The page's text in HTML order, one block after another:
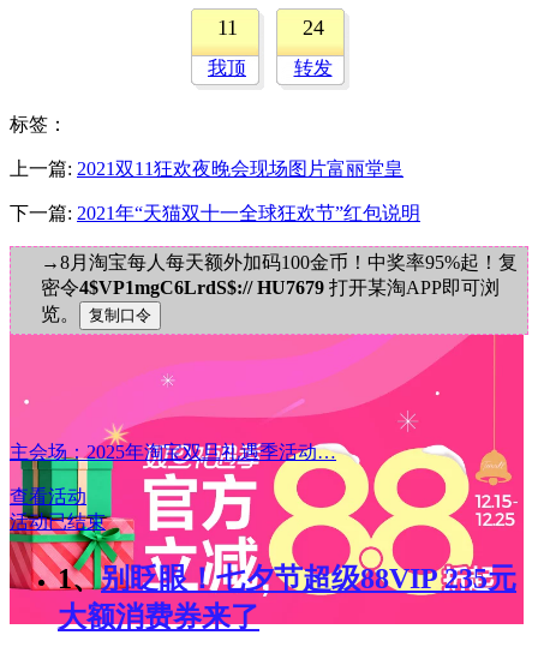
11
我顶
24
转发
标签 ：
上一篇: 2021双11狂欢夜晚会现场图片富丽堂皇
下一篇: 2021年“天猫双十一全球狂欢节”红包说明
→8月淘宝每人每天额外加码100金币！中奖率95%起！复
密令4$VP1mgC6LrdS$:// HU7679 打开某淘APP即可浏
览。
主会场：2025年淘宝双旦礼遇季活动…
查看活动
活动已结束
1、 别眨眼！七夕节超级88VIP 235元
大额消费券来了